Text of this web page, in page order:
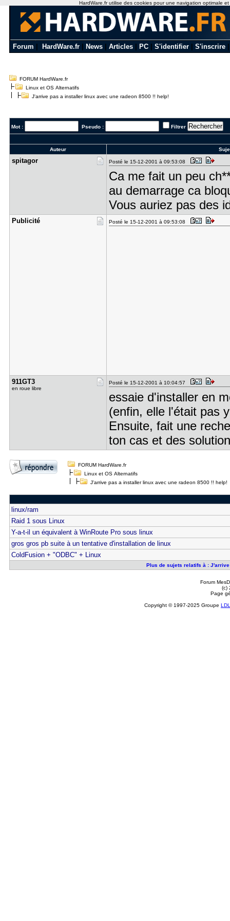
Forum HardWare.fr News Articles PC S'identifier S'inscrire
FORUM HardWare.fr
Linux et OS Alternatifs
J'arrive pas a installer linux avec une radeon 8500 !! help!
Mot : Pseudo : Filtrer
Auteur
spitagor Posté le 15-12-2001 à 09:53:08
Ca me fait un peu
au demarrage ca
Vous auriez pas des
Publicité Posté le 15-12-2001 à 09:53:08
911GT3
en roue libre
Posté le 15-12-2001 à 10:04:57
essaie d'installer en
(enfin, elle l'était pas
Ensuite, fait une
ton cas et des
FORUM HardWare.fr
Linux et OS Alternatifs
J'arrive pas a installer linux avec une radeon 8500 !! help!
linux/ram
Raid 1 sous Linux
Y-a-t-il un équivalent à WinRoute Pro sous linux
gros gros pb suite à un tentative d'installation de linux
ColdFusion + "ODBC" + Linux
Plus de sujets relatifs à :
Forum
(c)
Page
Copyright © 1997-2025 Groupe
HardWare.fr utilise des cookies pour une navigation optimale